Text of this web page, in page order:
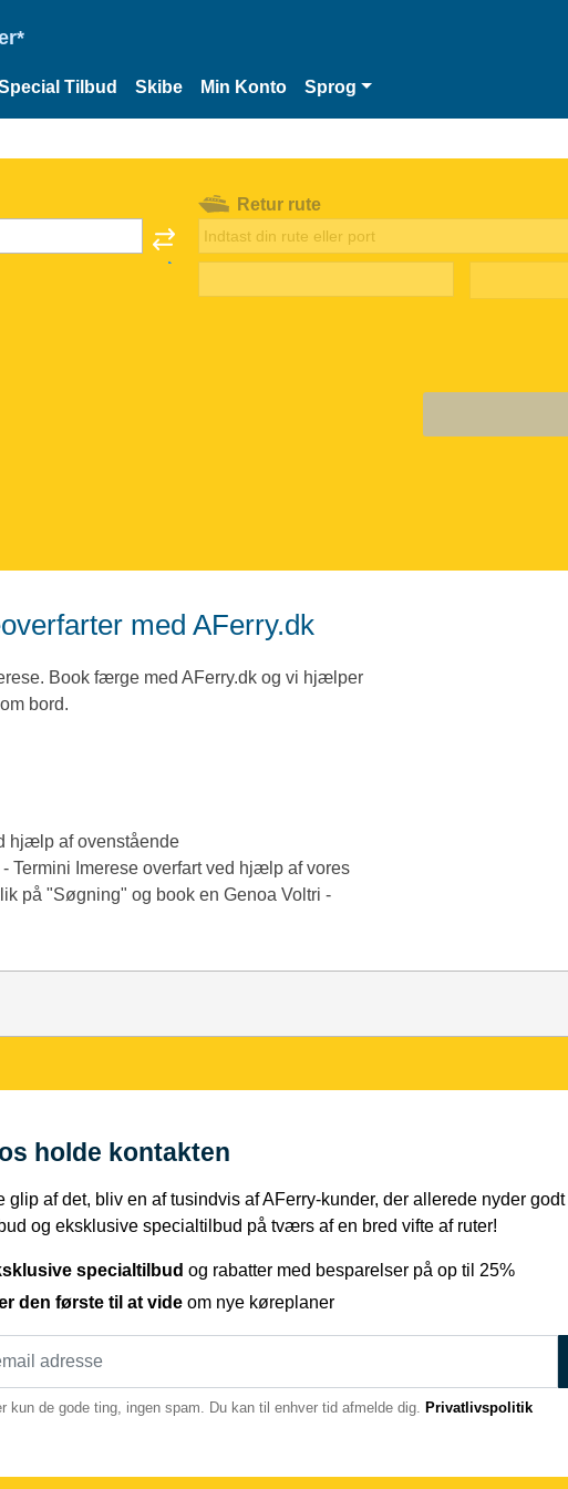
Tilbud Skibe Min Konto Sprog
Retur rute
med AFerry.dk
Book færge med AFerry.dk og vi hjælper
bord.
hjælp af ovenstående
Termini Imerese overfart ved hjælp af vores
på "Søgning" og book en Genoa Voltri -
os holde kontakten
glip af det, bliv en af tusindvis af AFerry-kunder, der allerede nyder
og eksklusive specialtilbud på tværs af en bred vifte af ruter!
specialtilbud og rabatter med besparelser på op til 25%
den første til at vide om nye køreplaner
kun de gode ting, ingen spam. Du kan til enhver tid afmelde dig. Privatlivspolitik